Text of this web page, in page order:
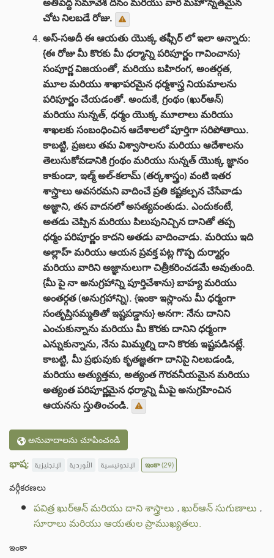
చోట నిలబడే రోజు.
అస్-సఅదీ ఈ ఆయతు యొక్క తఫ్సీర్ లో ఇలా అన్నారు:
{ఈ రోజు మీ కొరకు మీ ధర్మాన్ని పరిపూర్ణం గావించాను}
సంపూర్ణ విజయంతో, మరియు బహిరంగ, అంతర్గత,
మూల మరియు శాఖాపరమైన ధర్మశాస్త్ర నియమాలను
పరిపూర్ణం చేయడంతో. అందుకే, గ్రంథం (ఖుర్ఆన్)
మరియు సున్నత్, ధర్మం యొక్క మూలాలు మరియు
శాఖలకు సంబంధించిన ఆదేశాలలో పూర్తిగా సరిపోతాయి.
కాబట్టి, ప్రజలు తమ విశ్వాసాలను మరియు ఆదేశాలను
తెలుసుకోవడానికి గ్రంథం మరియు సున్నత్ యొక్క జ్ఞానం
కాకుండా, ఇల్మ్ అల్-కలామ్ (తర్కశాస్త్రం) వంటి ఇతర
శాస్త్రాలు అవసరమని వాదించే ప్రతి కష్టకల్పన చేసేవాడు
అజ్ఞాని, తన వాదనలో అసత్యవంతుడు. ఎందుకంటే,
అతడు చెప్పిన మరియు పిలుపునిచ్చిన దానితో తప్ప
ధర్మం పరిపూర్ణం కాదని అతడు వాదించాడు. మరియు ఇది
అల్లాహ్ మరియు ఆయన ప్రవక్త పట్ల గొప్ప దుర్మార్గం
మరియు వారిని అజ్ఞానులుగా చిత్రీకరించడమే అవుతుంది.
{మీ పై నా అనుగ్రహాన్ని పూర్తిచేశాను} బాహ్య మరియు
అంతర్గత (అనుగ్రహాన్ని). {ఇంకా ఇస్లాంను మీ ధర్మంగా
సంతృప్తిసమ్మతితో ఇష్టపడ్డాను} అనగా: నేను దానిని
ఎంచుకున్నాను మరియు మీ కొరకు దానిని ధర్మంగా
ఎన్నుకున్నాను, నేను మిమ్మల్ని దాని కొరకు ఇష్టపడినట్లే.
కాబట్టి, మీ ప్రభువుకు కృతజ్ఞతగా దానిపై నిలబడండి,
మరియు అత్యుత్తమ, అత్యంత గౌరవనీయమైన మరియు
అత్యంత పరిపూర్ణమైన ధర్మాన్ని మీపై అనుగ్రహించిన
ఆయనను స్తుతించండి.
అనువాదాలను చూపించండి
భాష: الإنجليزية الأوردية الإندونيسية ఇంకా(29)
వర్గీకరణలు
పవిత్ర ఖుర్ఆన్ మరియు దాని శాస్త్రాలు .ఖుర్ఆన్ సుగుణాలు .
సూరాలు మరియు ఆయతుల ప్రాముఖ్యతలు.
ఇంకా